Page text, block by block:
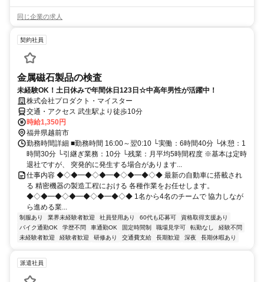
同じ企業の求人
契約社員
金属磁石製品の検査
未経験OK！土日休みで年間休日123日☆中高年男性が活躍中！
株式会社プロダクト・マイスター
交通・アクセス 武生駅より徒歩10分
時給1,350円
福井県越前市
勤務時間詳細 ■勤務時間 16:00～翌0:10 └実働：6時間40分 └休憩：1
時間30分 └引継ぎ業務：10分 └残業：月平均5時間程度 ※基本は定時
退社ですが、 突発的に発生する場合があります...
仕事内容 ◆◇◆━◆◇◆━◆◇◆━◆◇◆ 最新の自動車に搭載され
る 精密機器の製造工程における 各種作業をお任せします。
◆◇◆━◆◇◆━◆◇◆━◆◇◆ 1名から4名のチームで 協力しなが
ら進める業...
制服あり 業界未経験者歓迎 社員登用あり 60代も応募可
資格取得支援あり
バイク通勤OK
学歴不問 車通勤OK 固定時間制 職場見学可 転勤なし
経験不問
未経験者歓迎
経験者歓迎 研修あり 交通費支給 長期歓迎 深夜 長期休暇あり
派遣社員